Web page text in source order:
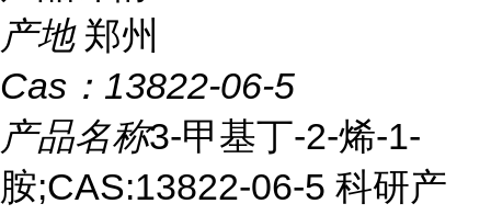
产地 郑州
Cas： 13822-06-5
产品名称3-甲基丁-2-烯-1-
胺;CAS:13822-06-5 科研产